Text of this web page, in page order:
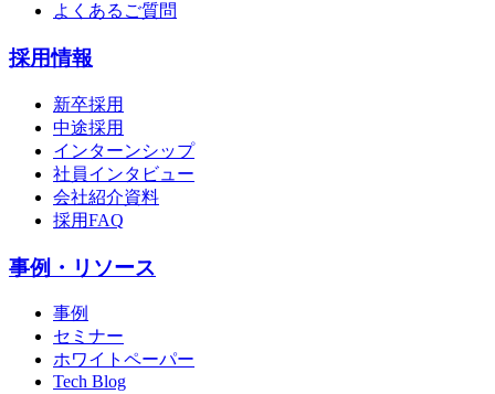
よくあるご質問
採用情報
新卒採用
中途採用
インターンシップ
社員インタビュー
会社紹介資料
採用FAQ
事例・リソース
事例
セミナー
ホワイトペーパー
Tech Blog